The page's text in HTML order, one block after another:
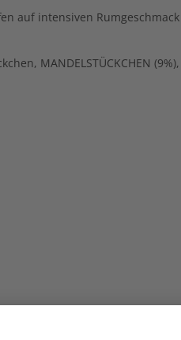
auf intensiven
MANDELSTÜCKCHEN